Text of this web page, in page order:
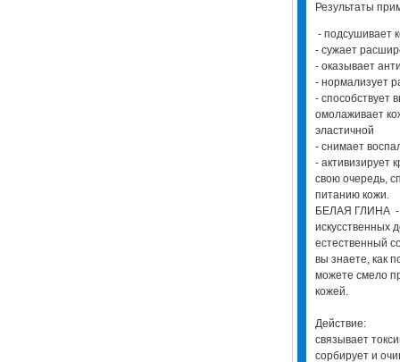
Результаты
- подсушивает
- сужает
- оказывает
- нормализует
- способствует
омолаживает
эластичной
- снимает
- активизирует
свою очередь,
питанию кожи.
БЕЛАЯ ГЛИНА -
искусственных
естественный
вы знаете, как
можете смело
кожей.
Действие:
связывает
сорбирует и